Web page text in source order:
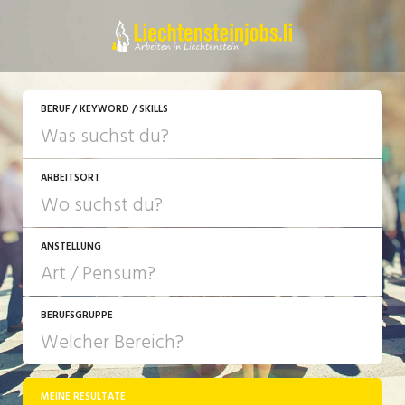
BERUF / KEYWORD / SKILLS
ARBEITSORT
ANSTELLUNG
JOB-TYP
Festanstellung
BERUFSGRUPPE
MEINE RESULTATE
JETZT BEWERBEN